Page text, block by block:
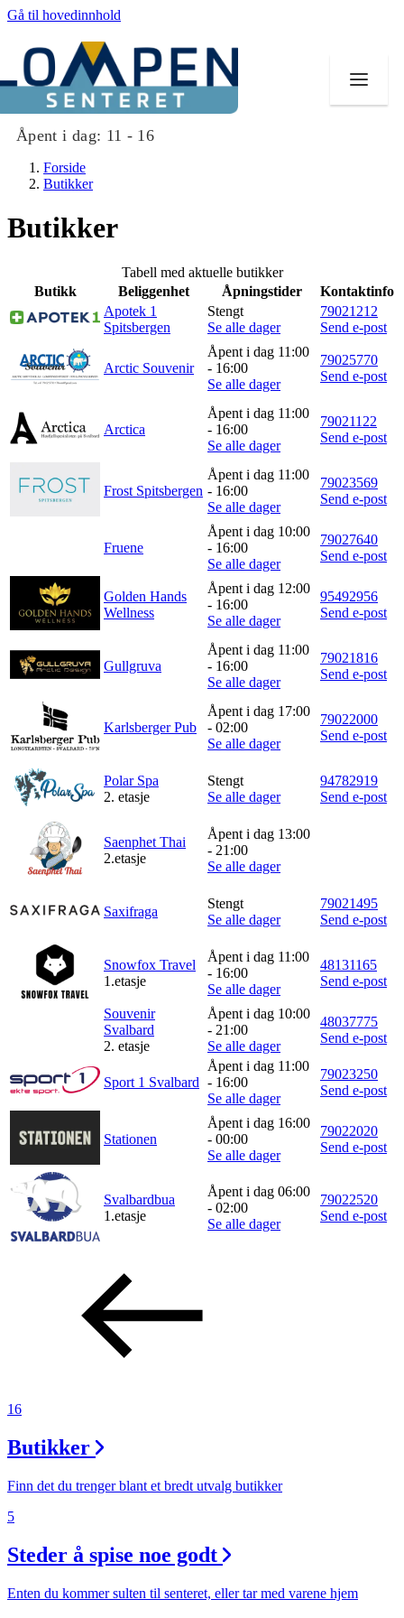
Gå til hovedinnhold
Åpent i dag: 11 - 16
Mat og drikke
Aktiviteter
Tilbud
Inspirasjon
Søk
Åpningstider
Praktisk informasjon
Ledige stillinger
Gavekort
Welcome to lompensenteret
Forside
Butikker
Butikker
Tabell med aktuelle butikker
Butikk
Beliggenhet Åpningstider
Kontaktinfo
Apotek 1
Spitsbergen
Stengt
Se alle dager
79021212
Send e-post
Arctic Souvenir
Åpent i dag 11:00
- 16:00
Se alle dager
79025770
Send e-post
Arctica
Åpent i dag 11:00
- 16:00
Se alle dager
79021122
Send e-post
Frost Spitsbergen
Åpent i dag 11:00
- 16:00
Se alle dager
79023569
Send e-post
Fruene
Åpent i dag 10:00
- 16:00
Se alle dager
79027640
Send e-post
Golden Hands
Wellness
Åpent i dag 12:00
- 16:00
Se alle dager
95492956
Send e-post
Gullgruva
Åpent i dag 11:00
- 16:00
Se alle dager
79021816
Send e-post
Karlsberger Pub
Åpent i dag 17:00
- 02:00
Se alle dager
79022000
Send e-post
Polar Spa
2. etasje
Stengt
Se alle dager
94782919
Send e-post
Saenphet Thai
2.etasje
Åpent i dag 13:00
- 21:00
Se alle dager
Saxifraga
Stengt
Se alle dager
79021495
Send e-post
Snowfox Travel
1.etasje
Åpent i dag 11:00
- 16:00
Se alle dager
48131165
Send e-post
Souvenir
Svalbard
2. etasje
Åpent i dag 10:00
- 21:00
Se alle dager
48037775
Send e-post
Sport 1 Svalbard
Åpent i dag 11:00
- 16:00
Se alle dager
79023250
Send e-post
Stationen
Åpent i dag 16:00
- 00:00
Se alle dager
79022020
Send e-post
Svalbardbua
1.etasje
Åpent i dag 06:00
- 02:00
Se alle dager
79022520
Send e-post
16
Butikker
Finn det du trenger blant et bredt utvalg butikker
5
Steder å spise noe godt
Enten du kommer sulten til senteret, eller tar med varene hjem